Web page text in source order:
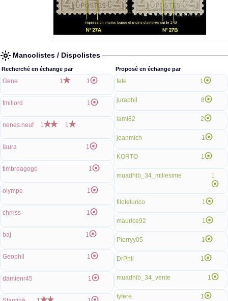
Mancolistes / Dispolistes
Recherché en échange par
Gene 1 1
fmillord 1
nenes.neuf 1 1
laura 1
timbreagogo 1
olympe 1
chrriss 1
baj 1
Geophil 1
damienr45 1
Proposé en échange par
fefe 1
juraphil 8
lami82 2
jeanmich 1
KORTO 1
muadhib_34_millesime 1
filotelurico 1
maurice92 1
Pierryy05 1
DrPhil 1
muadhib_34_vente 1
fyfere 1